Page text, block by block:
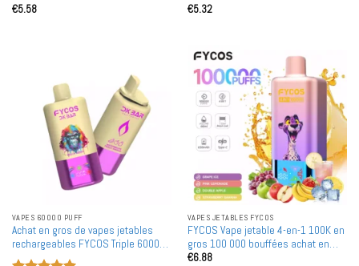
Note
€5.58 Note
€5.32
VAPES 60000 PUFF
Achat en gros de vapes jetables
rechargeables FYCOS Triple 60000
bouffées en vente en gros
VAPES JETABLES FYCOS
FYCOS Vape jetable 4-en-1 100K en
gros 100 000 bouffées achat en
bulk
€6.88